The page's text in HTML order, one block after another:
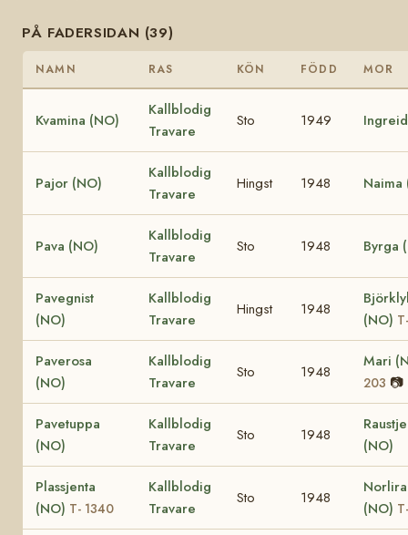
PÅ FADERSIDAN (39)
NAMN RAS KÖN FÖDD MOR
Kvamina (NO)
Kallblodig
Travare
Sto 1949
Pajor (NO)
Kallblodig
Travare
Hingst 1948 Naima
Pava (NO)
Kallblodig
Travare
Sto 1948 Byrga
Pavegnist
(NO)
Kallblodig
Travare
Hingst 1948
(NO)
Paverosa
(NO)
Kallblodig
Travare
Sto 1948
Mari
203 📷
Pavetuppa
(NO)
Kallblodig
Travare
Sto 1948
(NO)
Plassjenta
(NO) T- 1340
Kallblodig
Travare
Sto 1948
(NO)